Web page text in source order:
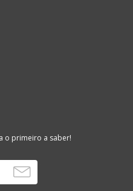
o primeiro a saber!